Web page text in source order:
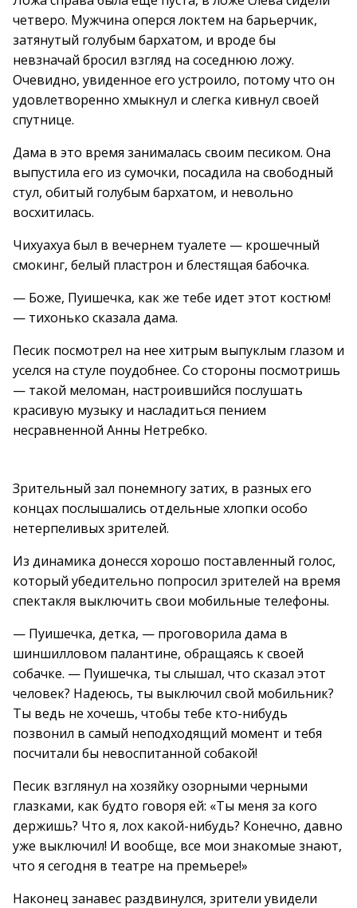
четверо. Мужчина оперся локтем на барьерчик,
затянутый голубым бархатом, и вроде бы
невзначай бросил взгляд на соседнюю ложу.
Очевидно, увиденное его устроило, потому что он
удовлетворенно хмыкнул и слегка кивнул своей
спутнице.
Дама в это время занималась своим песиком. Она
выпустила его из сумочки, посадила на свободный
стул, обитый голубым бархатом, и невольно
восхитилась.
Чихуахуа был в вечернем туалете — крошечный
смокинг, белый пластрон и блестящая бабочка.
— Боже, Пуишечка, как же тебе идет этот костюм!
— тихонько сказала дама.
Песик посмотрел на нее хитрым выпуклым глазом и
уселся на стуле поудобнее. Со стороны посмотришь
— такой меломан, настроившийся послушать
красивую музыку и насладиться пением
несравненной Анны Нетребко.
Зрительный зал понемногу затих, в разных его
концах послышались отдельные хлопки особо
нетерпеливых зрителей.
Из динамика донесся хорошо поставленный голос,
который убедительно попросил зрителей на время
спектакля выключить свои мобильные телефоны.
— Пуишечка, детка, — проговорила дама в
шиншилловом палантине, обращаясь к своей
собачке. — Пуишечка, ты слышал, что сказал этот
человек? Надеюсь, ты выключил свой мобильник?
Ты ведь не хочешь, чтобы тебе кто-нибудь
позвонил в самый неподходящий момент и тебя
посчитали бы невоспитанной собакой!
Песик взглянул на хозяйку озорными черными
глазками, как будто говоря ей: «Ты меня за кого
держишь? Что я, лох какой-нибудь? Конечно, давно
уже выключил! И вообще, все мои знакомые знают,
что я сегодня в театре на премьере!»
Наконец занавес раздвинулся, зрители увидели